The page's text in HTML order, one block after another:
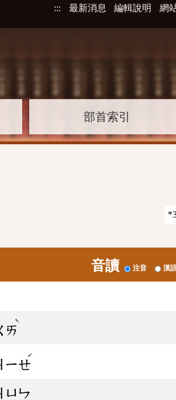
::: 最新消息 編輯說明 網
部首索引
音讀 注音 漢
ㄞ
ˋ
ㄧㄝ
ˊ
ㄩㄣ